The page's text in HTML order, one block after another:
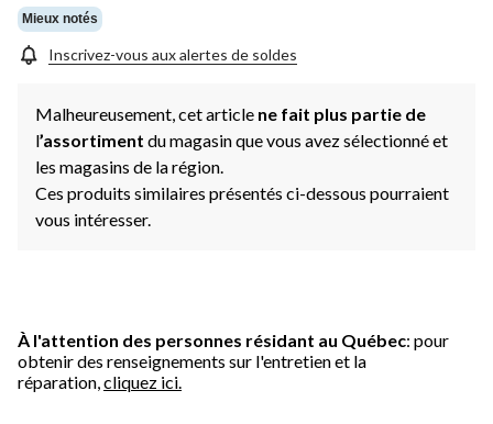
Mieux notés
Inscrivez-vous aux alertes de soldes
Malheureusement, cet article ne fait plus partie de
l’assortiment du magasin que vous avez sélectionné et
les magasins de la région.
Ces produits similaires présentés ci-dessous pourraient
vous intéresser.
À l'attention des personnes résidant au Québec: pour
obtenir des renseignements sur l'entretien et la
réparation, cliquez ici.